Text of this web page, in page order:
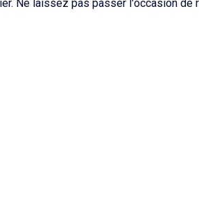
Ne laissez pas passer l'occasion